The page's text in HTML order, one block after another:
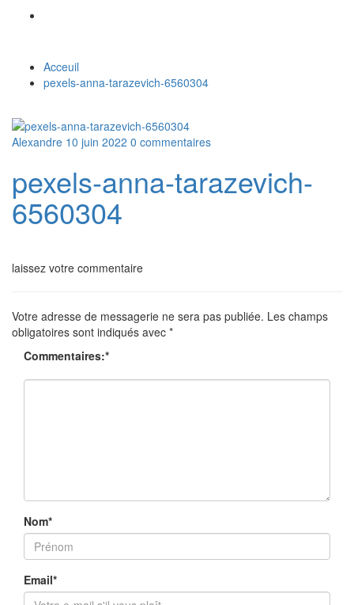
Acceuil
pexels-anna-tarazevich-6560304
Alexandre 10 juin 2022 0 commentaires
pexels-anna-tarazevich-
6560304
laissez votre commentaire
Votre adresse de messagerie ne sera pas publiée. Les champs
obligatoires sont indiqués avec *
Commentaires:*
Nom*
Email*